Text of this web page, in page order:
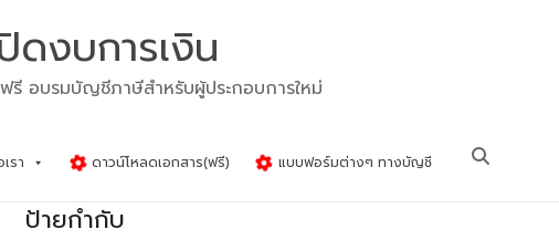
งบการเงิน
รี อบรมบัญชีภาษีสำหรับผู้ประกอบการใหม่
รา ดาวน์โหลดเอกสาร(ฟรี) แบบฟอร์มต่างๆ ทางบัญชี
ป้ายกำกับ